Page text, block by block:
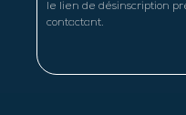
le lien de désinscription
contactant.